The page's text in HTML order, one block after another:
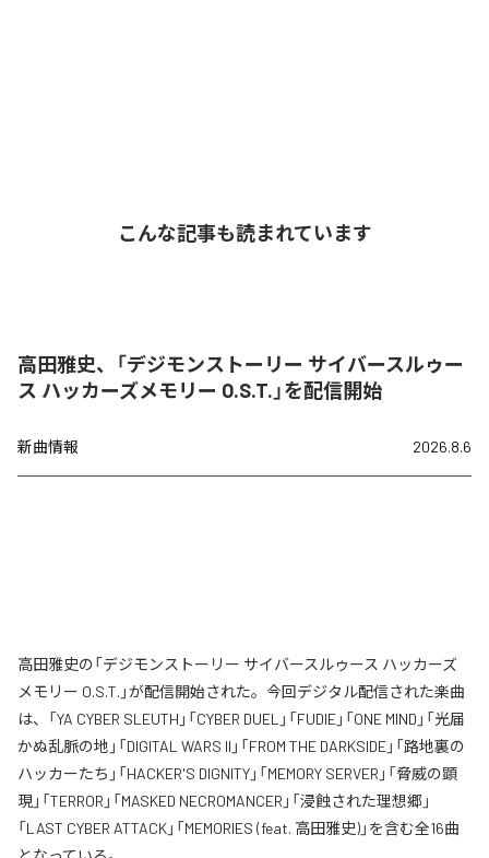
こんな記事も読まれています
高田雅史、「デジモンストーリー サイバースルゥー
ス ハッカーズメモリー O.S.T.」を配信開始
新曲情報 2026.8.6
高田雅史の「デジモンストーリー サイバースルゥース ハッカーズ
メモリー O.S.T.」が配信開始された。今回デジタル配信された楽曲
は、「YA CYBER SLEUTH」「CYBER DUEL」「FUDIE」「ONE MIND」「光届
かぬ乱脈の地」「DIGITAL WARS II」「FROM THE DARKSIDE」「路地裏の
ハッカーたち」「HACKER'S DIGNITY」「MEMORY SERVER」「脅威の顕
現」「TERROR」「MASKED NECROMANCER」「浸蝕された理想郷」
「LAST CYBER ATTACK」「MEMORIES (feat. 高田雅史)」を含む全16曲